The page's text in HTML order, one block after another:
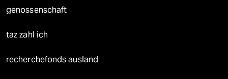
genossenschaft
taz zahl ich
recherchefonds ausland